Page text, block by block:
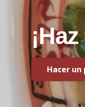
¡Haz
Hacer un